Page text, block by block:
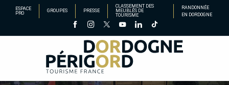
AllerESPACE
PRO
GROUPES PRESSE
CLASSEMENT DES
MEUBLÉS DE
TOURISME
RANDONNÉE
EN DORDOGNE